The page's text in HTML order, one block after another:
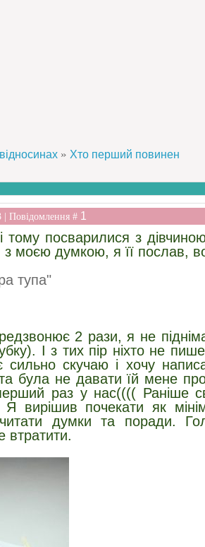
» Хто перший повинен
| Повідомлення # 1
тому посварилися з
моєю думкою, я її послав,
тупа"
2 рази, я не
І з тих пір ніхто не
скучаю і хочу
була не давати їй мене
раз у нас(((( Раніше
вирішив почекати як
думки та поради.
втратити.